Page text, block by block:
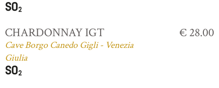
CHARDONNAY IGT
Cave Borgo Canedo Gigli - Venezia
Giulia
€ 28.00